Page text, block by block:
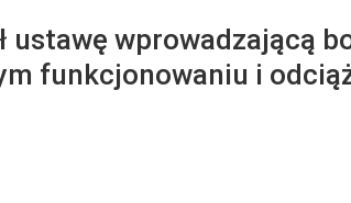
ustawę wprowadzającą
funkcjonowaniu i